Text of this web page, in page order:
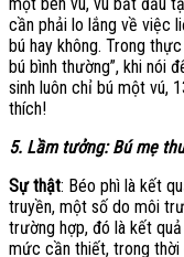
cần phải lo lắng về việc
bú hay không. Trong
bú bình thường”, khi nói
sinh luôn chỉ bú một vú,
thích!
5. Lầm tưởng: Bú mẹ
Sự thật: Béo phì là kết
truyền, một số do môi
trường hợp, đó là kết
mức cần thiết, trong thời